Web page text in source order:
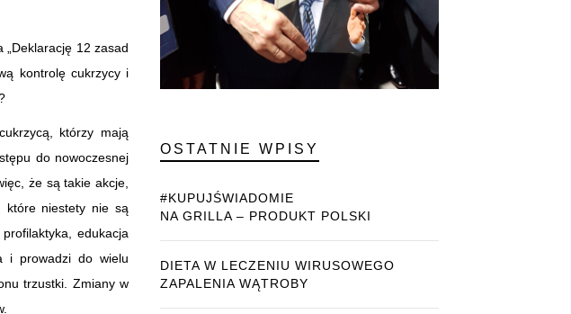
„Deklarację 12 zasad
kontrolę cukrzycy i
którzy mają
do nowoczesnej
że są takie akcje,
które niestety nie są
edukacja
i prowadzi do wielu
trzustki. Zmiany w
OSTATNIE WPISY
#KUPUJŚWIADOMIE
NA GRILLA – PRODUKT POLSKI
DIETA W LECZENIU WIRUSOWEGO
ZAPALENIA WĄTROBY